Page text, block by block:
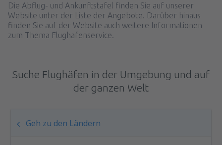
Die Abflug- und Ankunftstafel finden Sie auf unserer
Website unter der Liste der Angebote. Darüber hinaus
finden Sie auf der Website auch weitere Informationen
zum Thema Flughafenservice.
Suche Flughäfen in der Umgebung und auf
der ganzen Welt
Geh zu den Ländern